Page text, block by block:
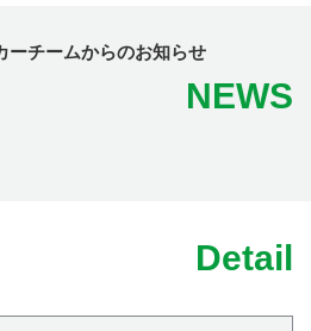
ーチームからのお知らせ
NEWS
Detail